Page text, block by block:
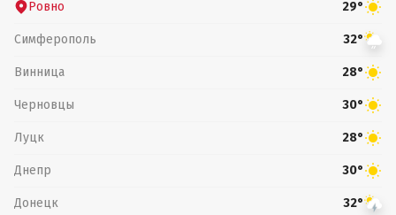
Ровно 29°
Симферополь 32°
Винница 28°
Черновцы 30°
Луцк 28°
Днепр 30°
Донецк 32°